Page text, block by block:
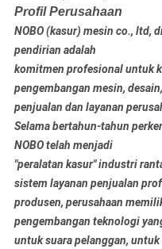
Profil Perusahaan
NOBO (kasur) mesin co., ltd,
pendirian adalah
komitmen profesional untuk
pengembangan mesin,
penjualan dan layanan
Selama bertahun-tahun
NOBO telah menjadi
"peralatan kasur" industri
sistem layanan penjualan
produsen, perusahaan
pengembangan teknologi
untuk suara pelanggan,